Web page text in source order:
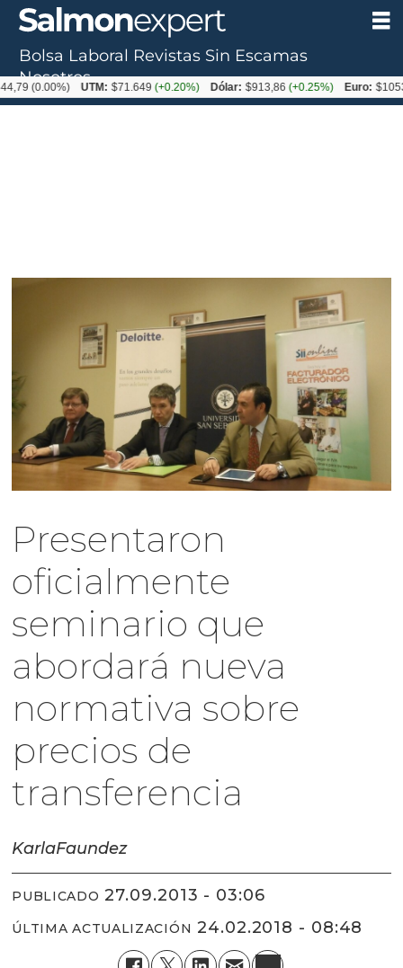
Presentaron
oficialmente
seminario que
abordará nueva
normativa sobre
precios de
transferencia
KarlaFaundez
PUBLICADO 27.09.2013 - 03:06
ÚLTIMA ACTUALIZACIÓN 24.02.2018 - 08:48
Bolsa Laboral Revistas Sin Escamas
Nosotros
UTM: $71.649(+0.20%) Dólar: $913,86(+0.25%) Euro: $1053,08 (-